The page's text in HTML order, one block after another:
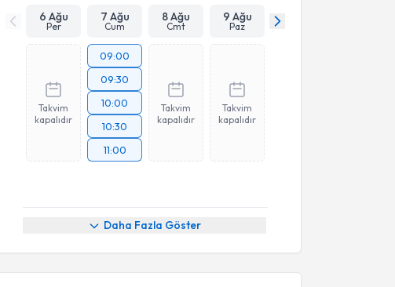
6 Ağu
Per
7 Ağu
Cum
8 Ağu
Cmt
9 Ağu
Paz
Takvim
kapalıdır
09:00
09:30
10:00
10:30
11:00
Takvim
kapalıdır
Takvim
kapalıdır
Daha Fazla Göster